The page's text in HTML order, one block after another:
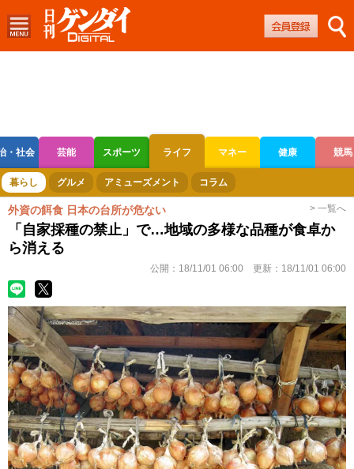
・社会 芸能 スポーツ ライフ マネー 健康 競馬
ボートレース 競輪 オートレース
暮らし グルメ アミューズメント コラム
外資の餌食 日本の台所が危ない > 一覧へ
「自家採種の禁止」で…地域の多様な品種が食卓か
ら消える
公開： 18/11/01 06:00 更新： 18/11/01 06:00